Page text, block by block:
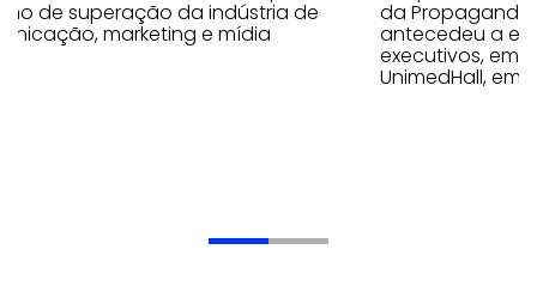
de superação da indústria de
marketing e mídia
da
antecedeu a
executivos,
UnimedHall, em